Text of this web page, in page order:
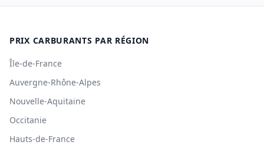
PRIX CARBURANTS PAR RÉGION
Île-de-France
Auvergne-Rhône-Alpes
Nouvelle-Aquitaine
Occitanie
Hauts-de-France